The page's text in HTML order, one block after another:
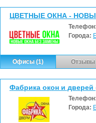
ЦВЕТНЫЕ ОКНА -
Города:
Офисы (1) Отзывы
Фабрика окон и
Города: